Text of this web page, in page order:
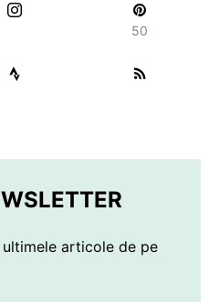
50
articole de pe